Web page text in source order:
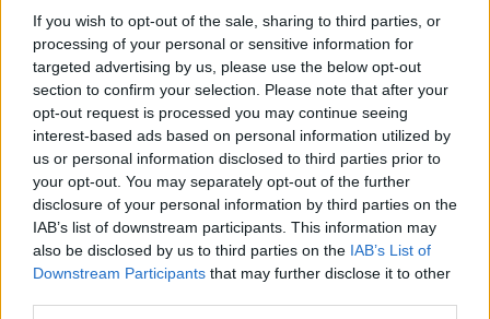
If you wish to opt-out of the sale, sharing to third parties, or
processing of your personal or sensitive information for
targeted advertising by us, please use the below opt-out
section to confirm your selection. Please note that after your
opt-out request is processed you may continue seeing
interest-based ads based on personal information utilized by
us or personal information disclosed to third parties prior to
your opt-out. You may separately opt-out of the further
disclosure of your personal information by third parties on the
IAB’s list of downstream participants. This information may
also be disclosed by us to third parties on the IAB’s List of
Downstream Participants that may further disclose it to other
Fessétek le fehérakrilfestékkel, majd díszítsétek
szalagokkal, vagydekortapasszal. Ismeritek a
dekortapaszt (washi tape)? Szerintem zseniális,
egyszerűen mindenre jó. Most kaptam rá, és azt
hiszem, függő leszek. Ez egy rizspapírból készült
öntapadós, általában mintás dekorációs szalag,
amit bármire ragaszthattok (de tényleg bármire,
papírra, bútorra, cipőre, üvegre, gyertyára stb.),
erősen tapad, téphető, de nyom nélkül eltávolítható.
Lehet rá nyomtatni vagy írni is, szóval tényleg szuper
webáruház, ahol kapható).
Forrás:Decor8